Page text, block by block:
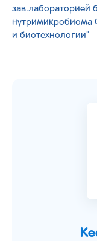
зав.лабораторией
и биотехнологии"